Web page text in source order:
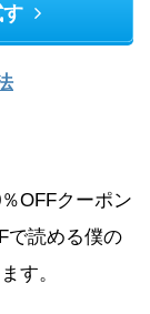
OFFクーポン
で読める僕の
す。